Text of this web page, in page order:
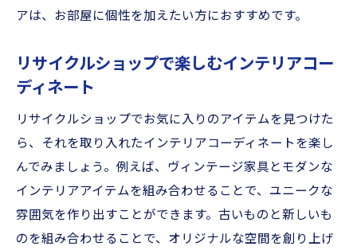
アは、お部屋に個性を加えたい方におすすめです。
リサイクルショップで楽しむインテリアコー
ディネート
リサイクルショップでお気に入りのアイテムを見つけた
ら、それを取り入れたインテリアコーディネートを楽し
んでみましょう。例えば、ヴィンテージ家具とモダンな
インテリアアイテムを組み合わせることで、ユニークな
雰囲気を作り出すことができます。古いものと新しいも
のを組み合わせることで、オリジナルな空間を創り上げ